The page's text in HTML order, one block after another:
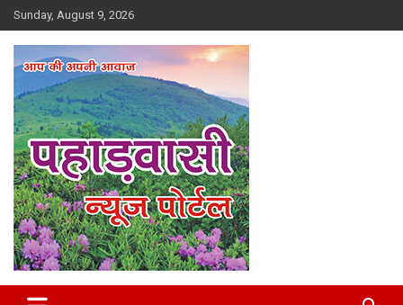
Skip
to
content
Sunday, August 9, 2026
Pahadvasi